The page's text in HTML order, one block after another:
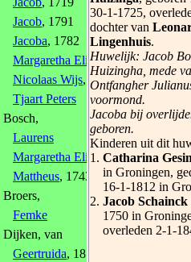
30-1-1725,
dochter van
Lingenhuis.
Huwelijk: Jacob
Huizingha, mede
Ontfangher
voormond.
Jacoba bij
geboren.
Kinderen uit dit
1. Catharina
in Groningen,
16-1-1812 in
2. Jacob
1750 in
overleden 2-1-
Jacob, 1791
Jacoba, 1782
Margaretha Elisabeth, 1793
Nicolaas Wijs, 1800
Tjaart Peters
Bosch,
Laurens
Margaretha Elisabeth, 1772
Mattheus, 1743
Broers,
Femke
Dijken, van
Geertruida, 1810